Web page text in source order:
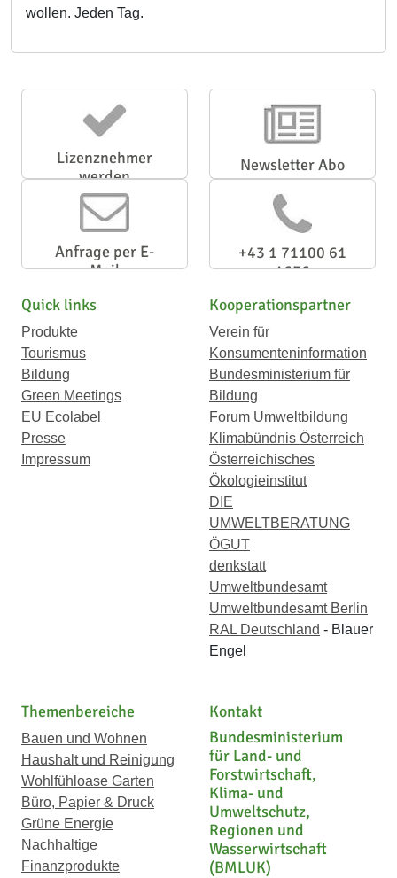
wollen. Jeden Tag.
Lizenznehmer
werden
Newsletter Abo
Anfrage per E-
Mail
+43 1 71100 61
1656
Quick links
Produkte
Tourismus
Bildung
Green Meetings
EU Ecolabel
Presse
Impressum
Kooperationspartner
Verein für
Konsumenteninformation
Bundesministerium für
Bildung
Forum Umweltbildung
Klimabündnis Österreich
Österreichisches
Ökologieinstitut
DIE
UMWELTBERATUNG
ÖGUT
denkstatt
Umweltbundesamt
Umweltbundesamt Berlin
RAL Deutschland - Blauer
Engel
Themenbereiche
Bauen und Wohnen
Haushalt und Reinigung
Wohlfühloase Garten
Büro, Papier & Druck
Grüne Energie
Nachhaltige
Finanzprodukte
Kontakt
Bundesministerium
für Land- und
Forstwirtschaft,
Klima- und
Umweltschutz,
Regionen und
Wasserwirtschaft
(BMLUK)